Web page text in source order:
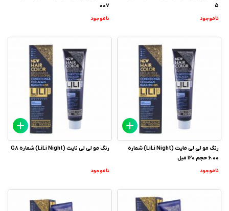
5
ناموجود
007
ناموجود
رنگ مو لی لی مایت (LiLi Night) شماره
6.00 حجم 120 میل
ناموجود
رنگ مو لی لی نایت (LiLi Night) شماره G8
ناموجود